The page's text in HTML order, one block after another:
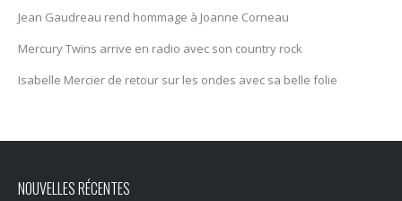
Jean Gaudreau rend hommage à Joanne Corneau
Mercury Twïns arrive en radio avec son country rock
Isabelle Mercier de retour sur les ondes avec sa belle folie
NOUVELLES RÉCENTES